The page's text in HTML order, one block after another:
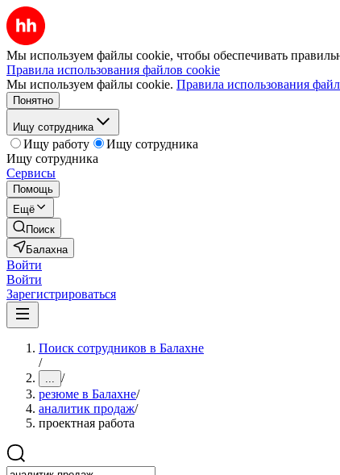
Мы используем файлы cookie, чтобы обеспечивать
Правила использования файлов cookie
Мы используем файлы cookie. Правила использования
Понятно
Ищу сотрудника
Ищу работу
Ищу сотрудника
Ищу сотрудника
Сервисы
Помощь
Ещё
Поиск
Балахна
Войти
Войти
Зарегистрироваться
Поиск сотрудников в Балахне
/
... /
резюме в Балахне/
аналитик продаж/
проектная работа